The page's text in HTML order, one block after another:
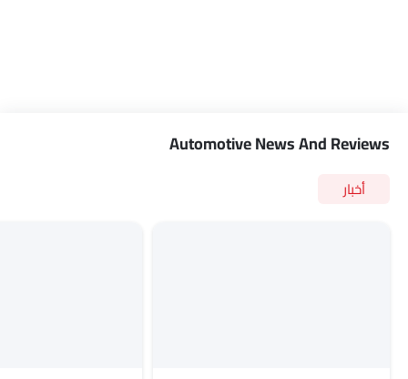
Automotive News And Reviews
أخبار